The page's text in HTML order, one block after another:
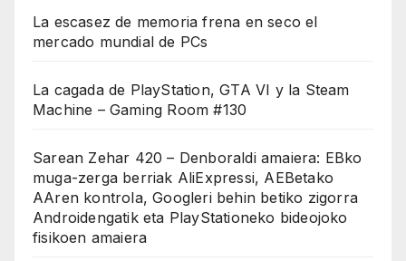
La escasez de memoria frena en seco el
mercado mundial de PCs
La cagada de PlayStation, GTA VI y la Steam
Machine – Gaming Room #130
Sarean Zehar 420 – Denboraldi amaiera: EBko
muga-zerga berriak AliExpressi, AEBetako
AAren kontrola, Googleri behin betiko zigorra
Androidengatik eta PlayStationeko bideojoko
fisikoen amaiera